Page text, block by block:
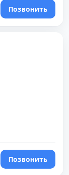
Позвонить
Позвонить